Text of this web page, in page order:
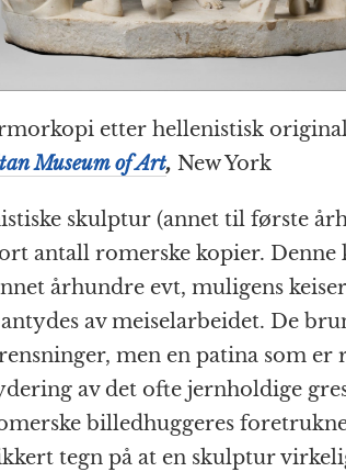
etter hellenistisk
Museum of Art, New York
skulptur (annet til første
antall romerske kopier. Denne
århundre evt, muligens
av meiselarbeidet. De
men en patina som er
av det ofte jernholdige
billedhuggeres
tegn på at en skulptur